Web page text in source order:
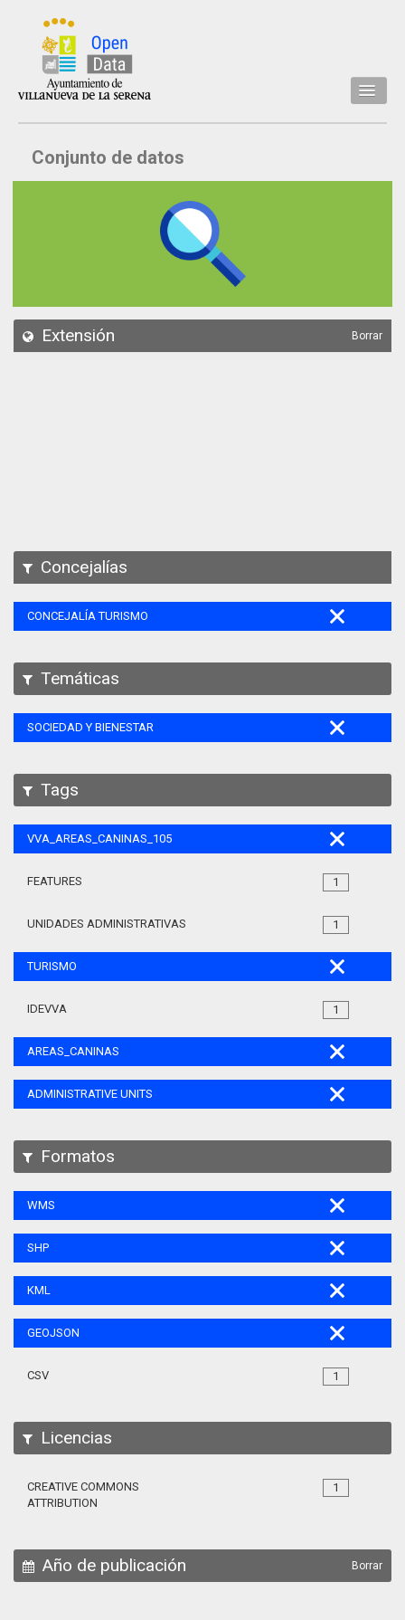
Inicio
Datos
API
Conjunto de datos
Extensión Borrar
Concejalías
CONCEJALÍA TURISMO
Temáticas
SOCIEDAD Y BIENESTAR
Tags
VVA_AREAS_CANINAS_105
1
FEATURES
1
UNIDADES ADMINISTRATIVAS
TURISMO
1
IDEVVA
AREAS_CANINAS
ADMINISTRATIVE UNITS
Formatos
WMS
SHP
KML
GEOJSON
1
CSV
Licencias
1
CREATIVE COMMONS
ATTRIBUTION
Año de publicación Borrar